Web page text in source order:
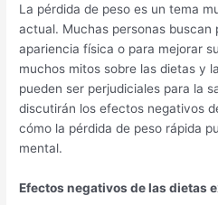
La pérdida de peso es un tema
actual. Muchas personas buscan
apariencia física o para mejorar
muchos mitos sobre las dietas y
pueden ser perjudiciales para la
discutirán los efectos negativos
cómo la pérdida de peso rápida
mental.
Efectos negativos de las dietas